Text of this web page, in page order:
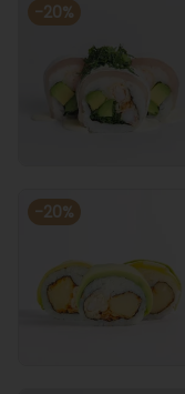
-20%
-20%